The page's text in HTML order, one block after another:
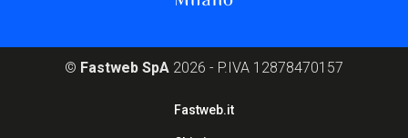
© Fastweb SpA 2026 - P.IVA 12878470157
Fastweb.it